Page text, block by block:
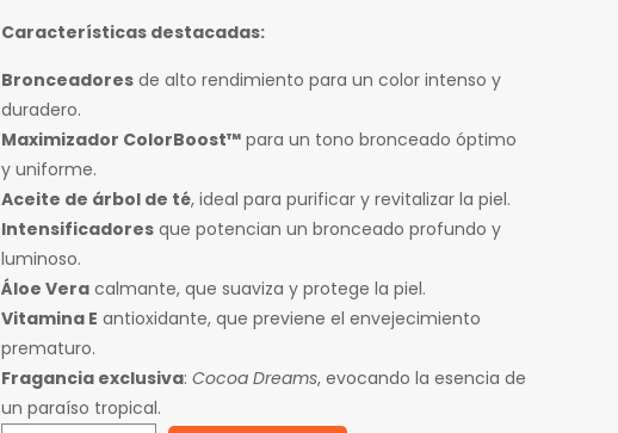
Características destacadas:
Bronceadoresde alto rendimiento para un color intenso y
duradero.
Maximizador ColorBoost™para un tono bronceado óptimo
y uniforme.
Aceite de árbol de té, ideal para purificar y revitalizar la piel.
Intensificadoresque potencian un bronceado profundo y
luminoso.
Áloe Veracalmante, que suaviza y protege la piel.
Vitamina E antioxidante, que previene el envejecimiento
prematuro.
Fragancia exclusiva: Cocoa Dreams, evocando la esencia de
un paraíso tropical.